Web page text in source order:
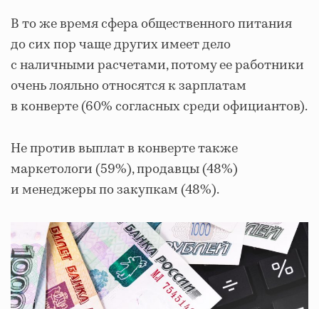
В то же время сфера общественного питания
до сих пор чаще других имеет дело
с наличными расчетами, потому ее работники
очень лояльно относятся к зарплатам
в конверте (60% согласных среди официантов).
Не против выплат в конверте также
маркетологи (59%), продавцы (48%)
и менеджеры по закупкам (48%).